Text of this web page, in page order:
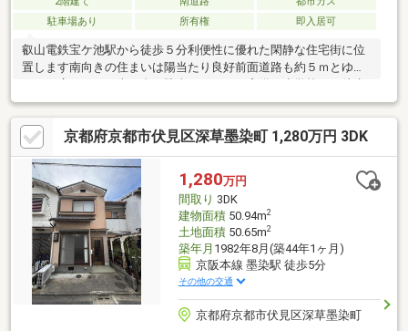
駐車場あり
所有権 即入居可
叡山電鉄宝ケ池駅から徒歩５分利便性に優れた閑静な住宅街に位
置します南向きの住まいは陽当たり良好前面道路も約５ｍとゆと
１０分圏内で通学も安心2階からは豊かな山々を望む眺望が広がり
四季の移ろいを身近に感じます使い勝手の良い３ＤＫの間取り令
和８年７月にハウスクリーニング済平坦な地勢に佇む２階建は周
辺施設へのアクセスも良く生活もスムーズ明るい光が差し込む室
内と心地よい住環境をぜひ現地でご体感ください空家ですのでい
つでもご見学可能です京都市左京区のセンチュリー21ハウスネッ
ト関西にお任せください！
京都府京都市伏見区深草墨染町 1,280万円 3DK
1,280万円
間取り 3DK
建物面積50.94m2
土地面積50.65m2
築年月 1982年8月(築44年1ヶ月)
京阪本線 墨染駅 徒歩5分
その他の交通
京都府京都市伏見区深草墨染町